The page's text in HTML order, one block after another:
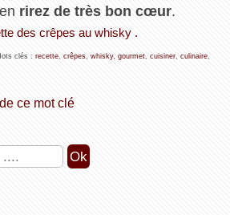
rirez de très bon cœur.
des crêpes au whisky .
clés : recette, crêpes, whisky, gourmet, cuisiner, culinaire,
ce mot clé